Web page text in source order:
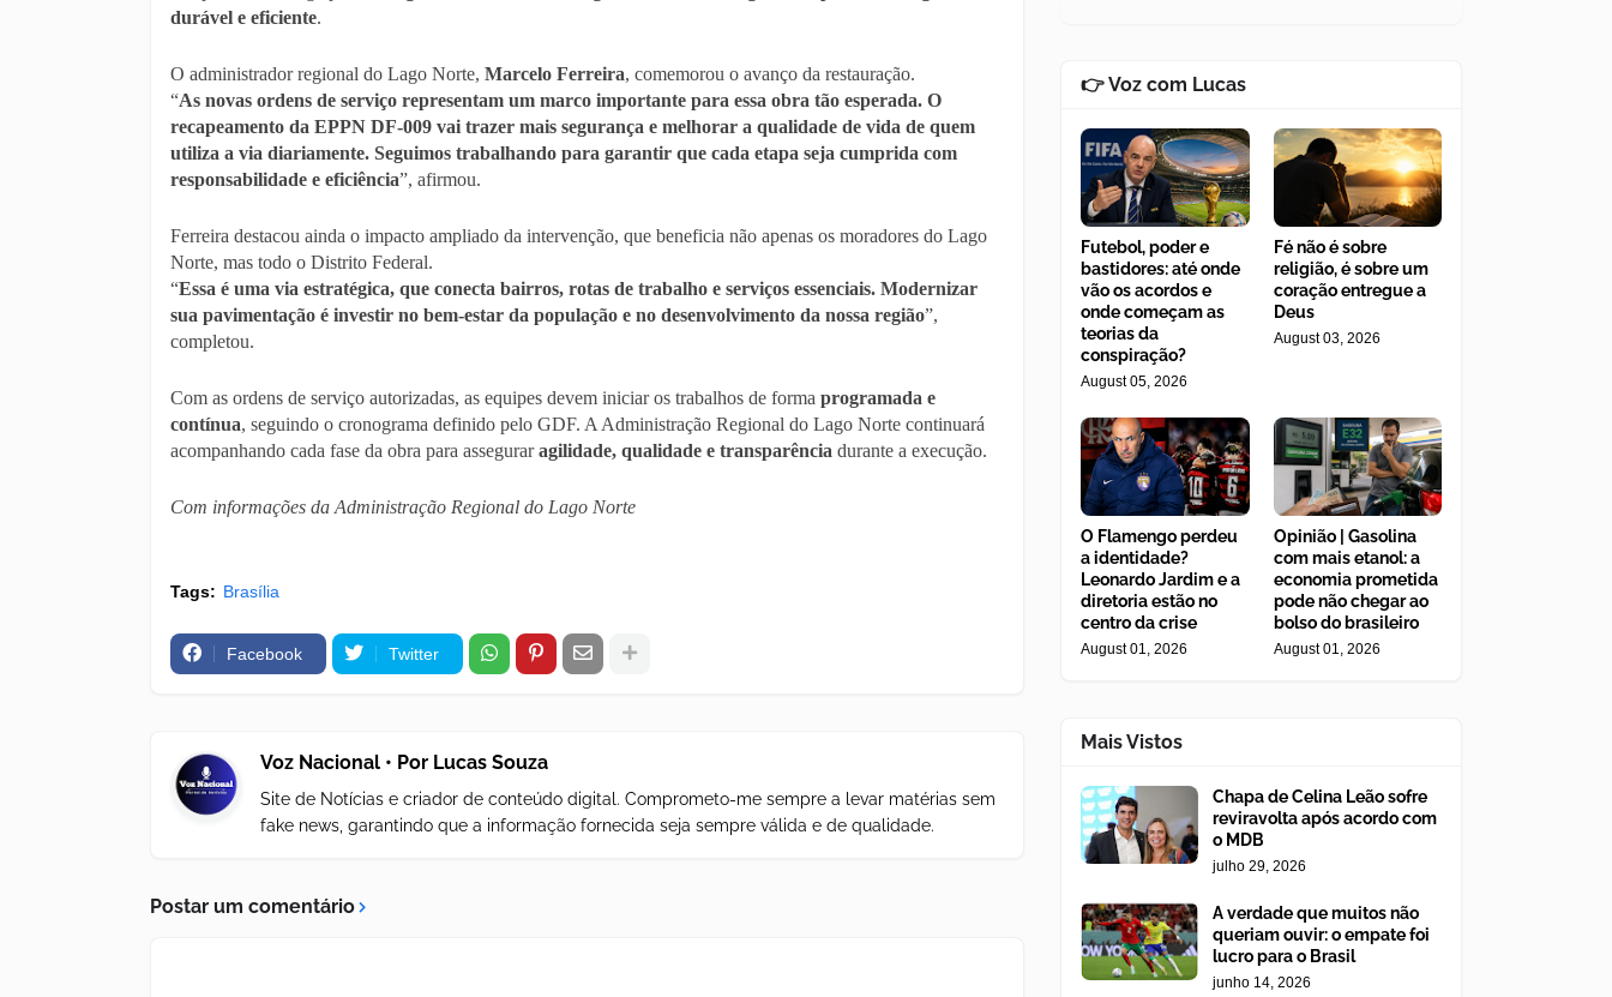
durável e eficiente.
O administrador regional do Lago Norte, Marcelo Ferreira, comemorou o avanço da restauração.
“As novas ordens de serviço representam um marco importante para essa obra tão esperada. O
recapeamento da EPPN DF-009 vai trazer mais segurança e melhorar a qualidade de vida de quem
utiliza a via diariamente. Seguimos trabalhando para garantir que cada etapa seja cumprida com
responsabilidade e eficiência”, afirmou.
Ferreira destacou ainda o impacto ampliado da intervenção, que beneficia não apenas os moradores do Lago
Norte, mas todo o Distrito Federal.
“Essa é uma via estratégica, que conecta bairros, rotas de trabalho e serviços essenciais. Modernizar
sua pavimentação é investir no bem-estar da população e no desenvolvimento da nossa região”,
completou.
Com as ordens de serviço autorizadas, as equipes devem iniciar os trabalhos de forma programada e
contínua, seguindo o cronograma definido pelo GDF. A Administração Regional do Lago Norte continuará
acompanhando cada fase da obra para asseguraragilidade, qualidade e transparência durante a execução.
Com informações da Administração Regional do Lago Norte
Tags: Brasília
Facebook Twitter
Voz Nacional • Por Lucas Souza
Site de Notícias e criador de conteúdo digital. Comprometo-me sempre a levar matérias sem
fake news, garantindo que a informação fornecida seja sempre válida e de qualidade.
Postar um comentário
👉 Voz com Lucas
Futebol, poder e
bastidores: até onde
vão os acordos e
onde começam as
teorias da
conspiração?
August 05, 2026
Fé não é sobre
religião, é sobre um
coração entregue a
Deus
August 03, 2026
O Flamengo perdeu
a identidade?
Leonardo Jardim e a
diretoria estão no
centro da crise
August 01, 2026
Opinião | Gasolina
com mais etanol: a
economia prometida
pode não chegar ao
bolso do brasileiro
August 01, 2026
Mais Vistos
Chapa de Celina Leão sofre
reviravolta após acordo com
o MDB
julho 29, 2026
A verdade que muitos não
queriam ouvir: o empate foi
lucro para o Brasil
junho 14, 2026